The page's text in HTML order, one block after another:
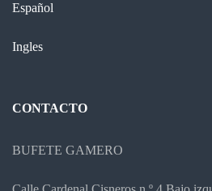
Español
Ingles
CONTACTO
BUFETE GAMERO